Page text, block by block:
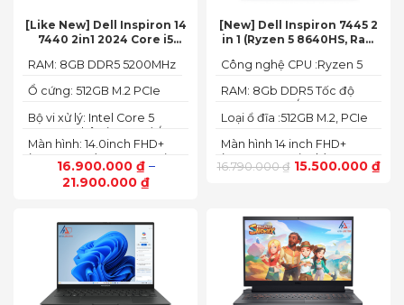
[Like New] Dell Inspiron 14
7440 2in1 2024 Core i5
FHD+
16.900.000 ₫–
21.900.000 ₫
Màn hình: 14.0inch FHD+
(1920 x 1200) 60Hz,250 nits
Bộ vi xử lý: Intel Core 5
120U, 10 nhân (2P + 8E) / 12
luồng
Ổ cứng: 512GB M.2 PCIe
RAM: 8GB DDR5 5200MHz
[New] Dell Inspiron 7445 2
in 1 (Ryzen 5 8640HS, Ram
Radeon,14 FHD+ Touch)
16.790.000₫ 15.500.000 ₫
Màn hình 14 inch FHD+
(1920 x 1200 pixels)
Loại ổ đĩa :512GB M.2, PCIe
RAM: 8Gb DDR5 Tốc độ
BUS :5200MT/s
Công nghệ CPU :Ryzen 5